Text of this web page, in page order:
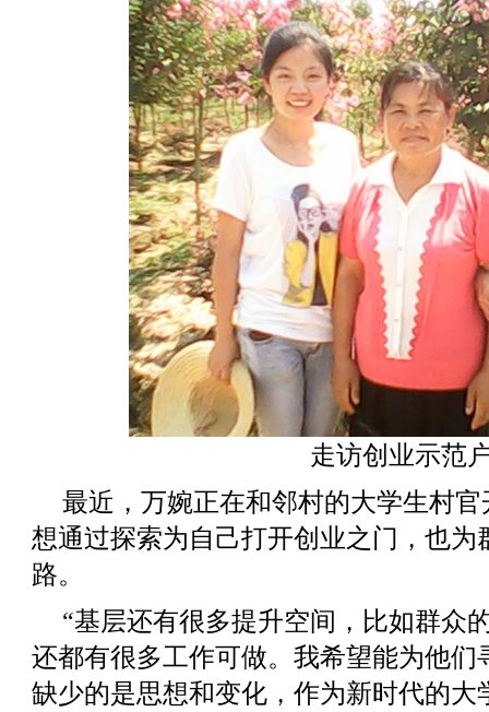
走访创业示范
最近，万婉正在和邻村的大学生村
想通过探索为自己打开创业之门，也为
路。
“基层还有很多提升空间，比如群众
还都有很多工作可做。我希望能为他们
缺少的是思想和变化，作为新时代的大